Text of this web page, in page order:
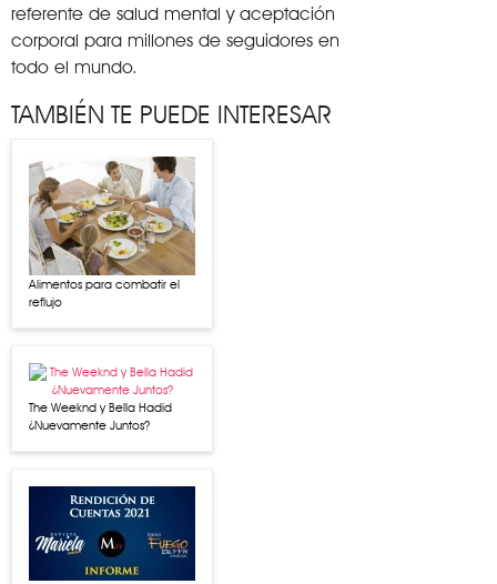
referente de salud mental y aceptación
corporal para millones de seguidores en
todo el mundo.
TAMBIÉN TE PUEDE INTERESAR
Alimentos para combatir el
reflujo
The Weeknd y Bella Hadid
¿Nuevamente Juntos?